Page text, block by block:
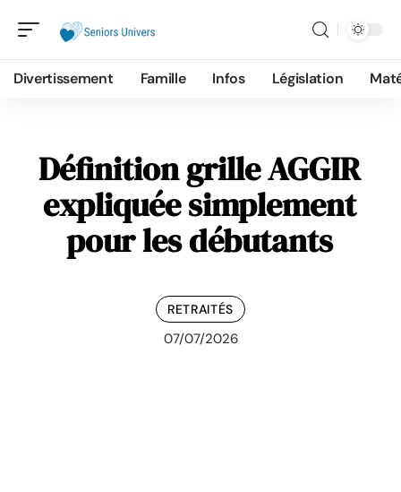
Divertissement Famille Infos Législation
Définition grille AGGIR
expliquée simplement
pour les débutants
RETRAITÉS
07/07/2026